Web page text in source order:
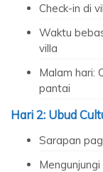
Check-in di
Waktu
villa
Malam hari:
pantai
Hari 2: Ubud
Sarapan